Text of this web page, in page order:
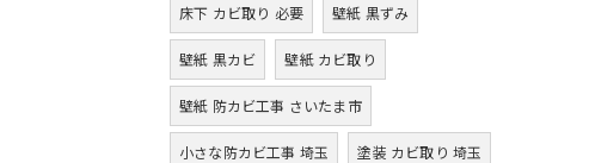
床下 カビ取り 必要 壁紙 黒ずみ
壁紙 黒カビ 壁紙 カビ取り
壁紙 防カビ工事 さいたま市
小さな防カビ工事 埼玉 塗装 カビ取り 埼玉